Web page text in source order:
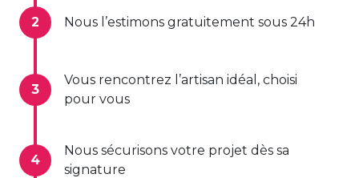
2 Nous l’estimons gratuitement sous 24h
3
Vous rencontrez l’artisan idéal, choisi
pour vous
4
Nous sécurisons votre projet dès sa
signature